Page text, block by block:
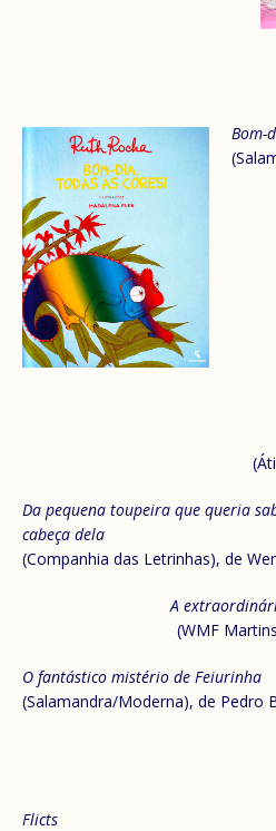
Bom-
Da pequena toupeira que queria
cabeça dela
(Companhia das Letrinhas), de
A
(WMF
O fantástico mistério de Feiurinha
(Salamandra/Moderna), de Pedro
Flicts